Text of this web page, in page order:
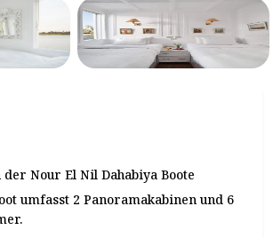
Nour El Nil Dahabiya Boote
umfasst 2 Panoramakabinen und 6